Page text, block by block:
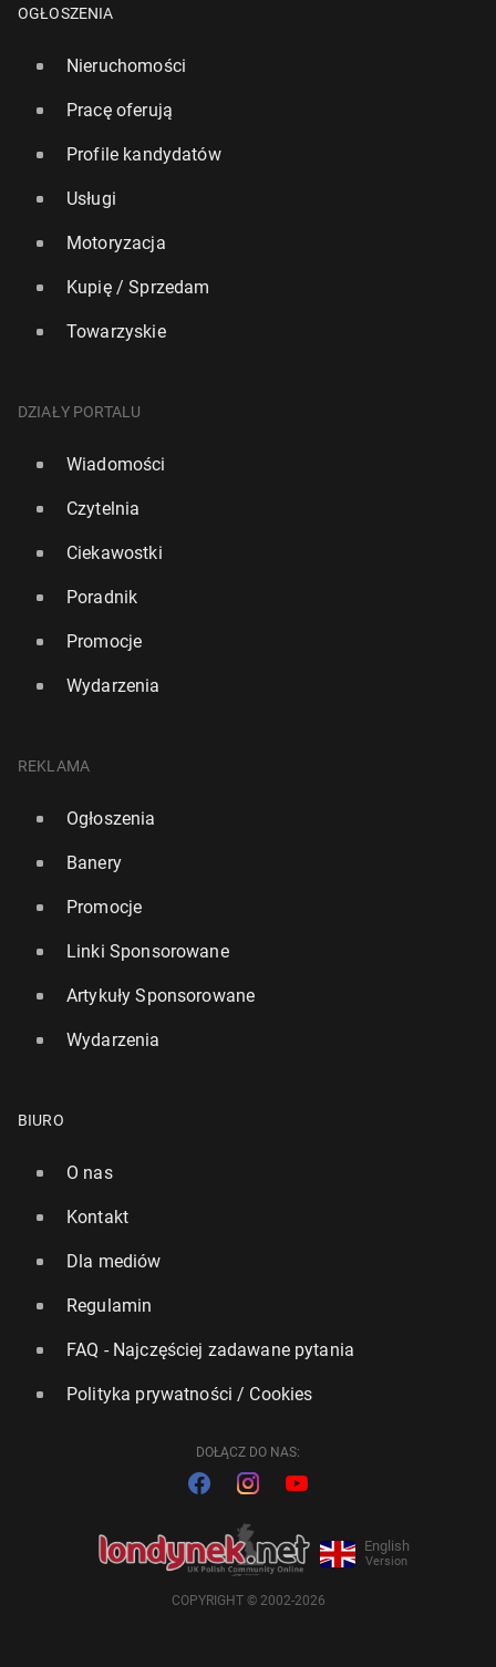
OGŁOSZENIA
Nieruchomości
Pracę oferują
Profile kandydatów
Usługi
Motoryzacja
Kupię / Sprzedam
Towarzyskie
DZIAŁY PORTALU
Wiadomości
Czytelnia
Ciekawostki
Poradnik
Promocje
Wydarzenia
REKLAMA
Ogłoszenia
Banery
Promocje
Linki Sponsorowane
Artykuły Sponsorowane
Wydarzenia
BIURO
O nas
Kontakt
Dla mediów
Regulamin
FAQ - Najczęściej zadawane pytania
Polityka prywatności / Cookies
DOŁĄCZ DO NAS:
English
Version
COPYRIGHT © 2002-2026